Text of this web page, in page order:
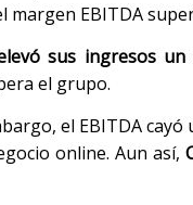
EBITDA
sus ingresos un
el grupo.
el EBITDA
online. Aun así,